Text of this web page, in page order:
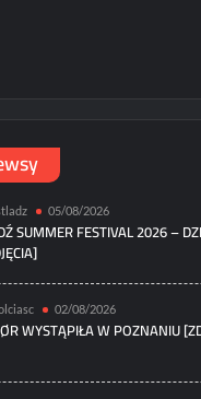
05/08/2026
SUMMER FESTIVAL 2026 –
02/08/2026
WYSTĄPIŁA W POZNANIU